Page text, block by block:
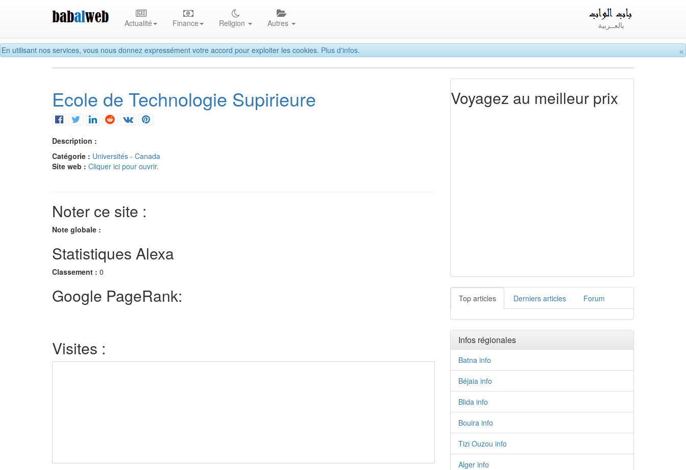
×
En utilisant nos services, vous nous donnez expressément votre accord pour exploiter les cookies. Plus d'infos.
Actualité Finance Religion Autres بالعــربية
Ecole de Technologie Supirieure
Description :
Catégorie : Universités - Canada
Site web : Cliquer ici pour ouvrir.
Noter ce site :
Note globale :
Statistiques Alexa
Classement : 0
Google PageRank:
Visites :
Voyagez au meilleur prix
Top articles Derniers articles Forum
Infos régionales
Batna info
Béjaia info
Blida info
Bouira info
Tizi Ouzou info
Alger info